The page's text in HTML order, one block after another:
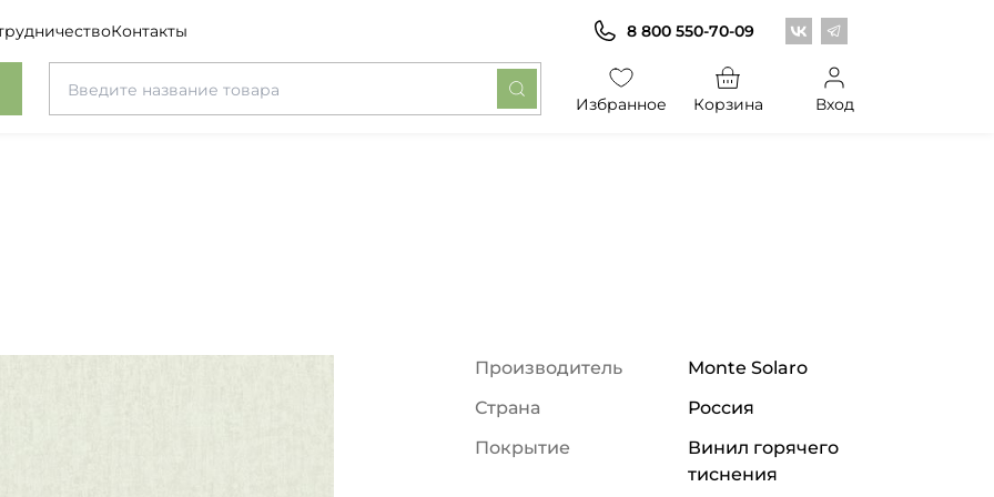
Контакты Центр обоев во
Центр обоев в
8 800 550-70-09
Избранное Корзина Вход
Производитель
Monte Solaro
Страна
Россия
Покрытие
Винил горячего
тиснения